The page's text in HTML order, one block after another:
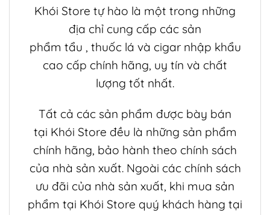
Khói Store tự hào là một trong những
địa chỉ cung cấp các sản
phẩm tẩu , thuốc lá và cigar nhập khẩu
cao cấp chính hãng, uy tín và chất
lượng tốt nhất.
Tất cả các sản phẩm được bày bán
tại Khói Store đều là những sản phẩm
chính hãng, bảo hành theo chính sách
của nhà sản xuất. Ngoài các chính sách
ưu đãi của nhà sản xuất, khi mua sản
phẩm tại Khói Store quý khách hàng tại